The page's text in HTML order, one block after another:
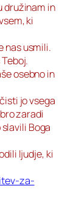
družinam in
ki
nas usmili.
osebno in
jo vsega
zaradi
Boga
ljudje, ki
za-